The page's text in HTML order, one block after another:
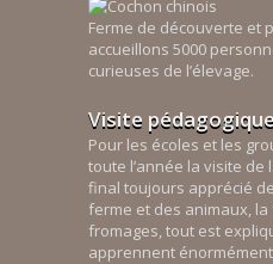
Ferme de découverte et
accueillons 5000
curieuses de l’élevage.
Visite pédagogique
Pour les écoles et les
toute l’année la visite
final toujours apprécié
ferme et des animaux,
fromages, tout est
apprennent